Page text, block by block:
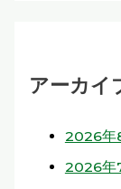
アーカイ
2026年
2026年